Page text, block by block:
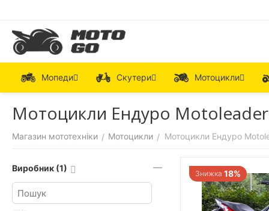
Мопеди Скутери Мотоцикли
Мотоцикли Ендуро Motoleader
Магазин мототехніки / Мотоцикли / Мотоцикли Ендуро
Знижка 18%
Виробник (1)